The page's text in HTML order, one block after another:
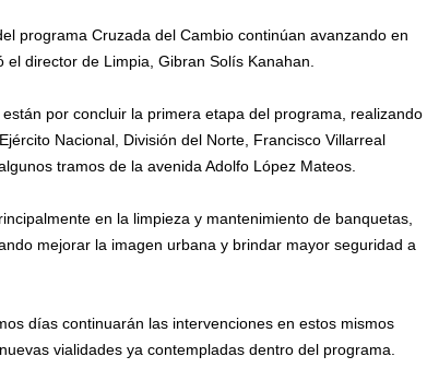
programa Cruzada del Cambio continúan avanzando en
director de Limpia, Gibran Solís Kanahan.
por concluir la primera etapa del programa, realizando
Nacional, División del Norte, Francisco Villarreal
tramos de la avenida Adolfo López Mateos.
en la limpieza y mantenimiento de banquetas,
mejorar la imagen urbana y brindar mayor seguridad a
días continuarán las intervenciones en estos mismos
vialidades ya contempladas dentro del programa.